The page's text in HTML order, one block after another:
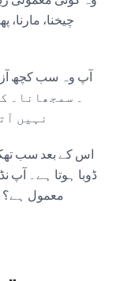
چیخنا،
آپ وہ سب کچھ
نہیں
اس کے بعد سب
ڈوبا ہوتا ہے۔ آپ
معمول ہے؟